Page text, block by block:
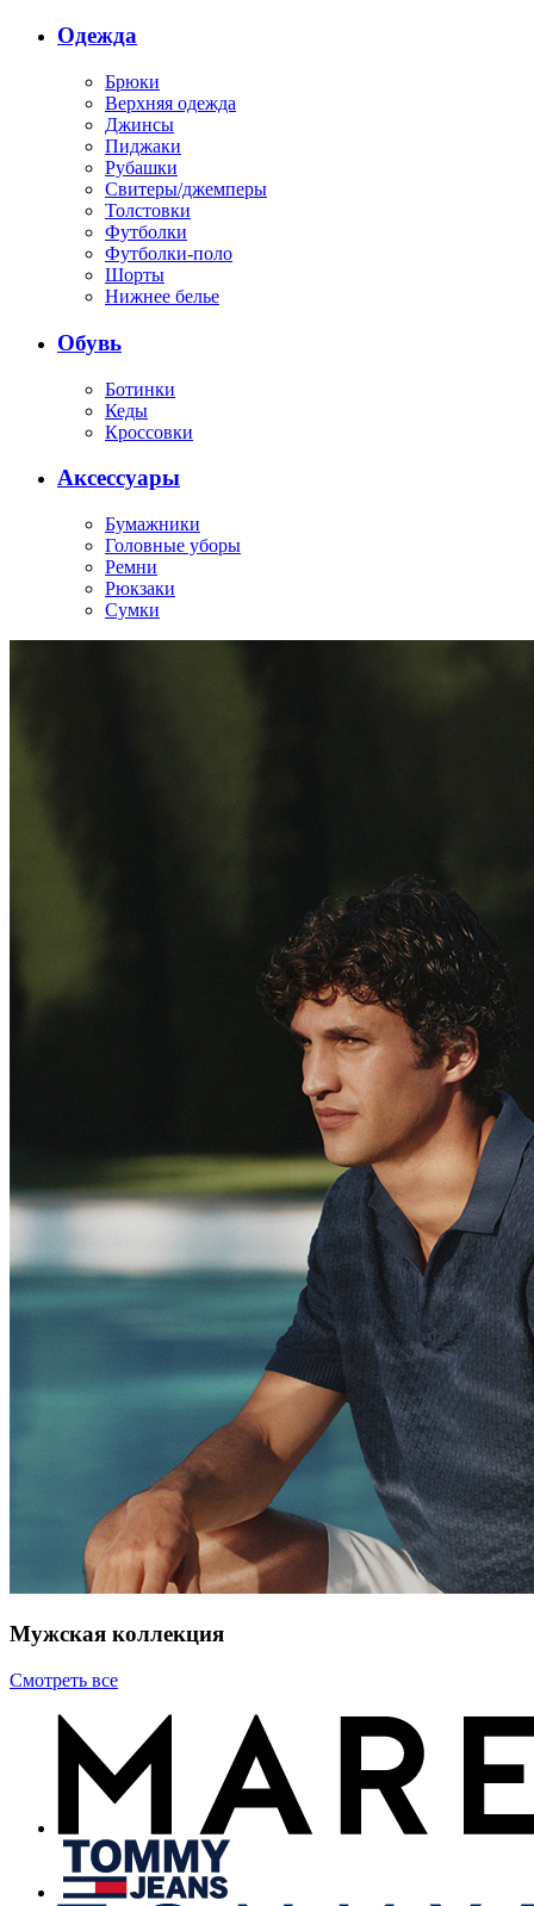
Одежда
Брюки
Верхняя одежда
Джинсы
Пиджаки
Рубашки
Свитеры/джемперы
Толстовки
Футболки
Футболки-поло
Шорты
Нижнее белье
Обувь
Ботинки
Кеды
Кроссовки
Аксессуары
Бумажники
Головные уборы
Ремни
Рюкзаки
Сумки
Мужская коллекция
Смотреть все